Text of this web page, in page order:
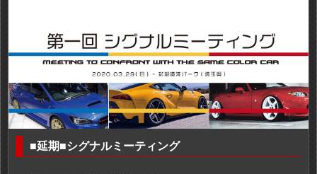
■延期■シグナルミーティング